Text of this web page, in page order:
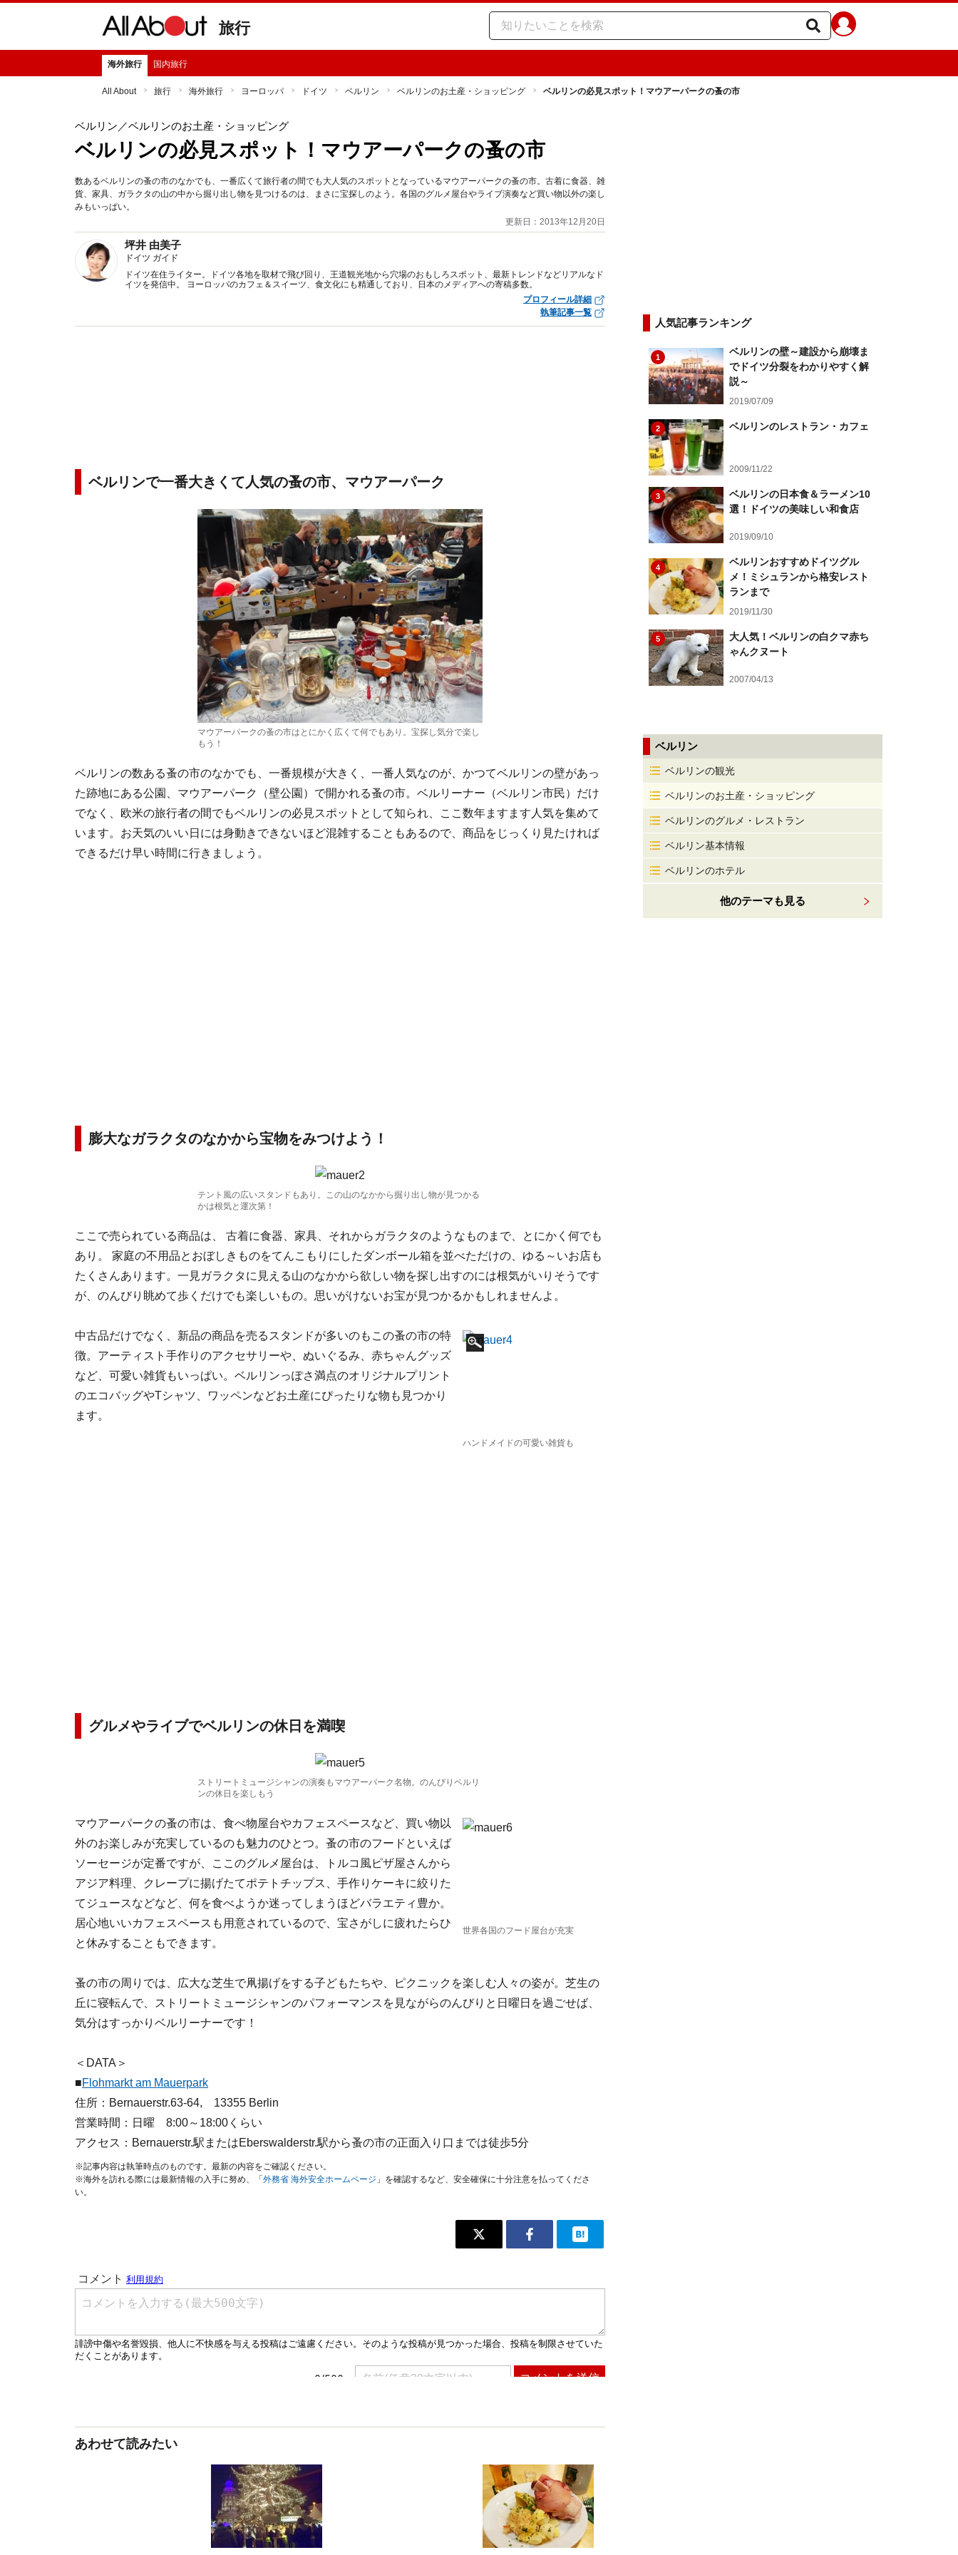
旅行
海外旅行 国内旅行
All About 旅行 海外旅行 ヨーロッパ ドイツ ベルリン ベルリンのお土産・ショッピング ベルリンの必見スポット！マウアーパークの蚤の市
ベルリン ／ベルリンのお土産・ショッピング
ベルリンの必見スポット！マウアーパークの蚤の市
数あるベルリンの蚤の市のなかでも、一番広くて旅行者の間でも大人気のスポットとなっているマウアーパークの蚤の市。古着に食器、雑
貨、家具、ガラクタの山の中から掘り出し物を見つけるのは、まさに宝探しのよう。各国のグルメ屋台やライブ演奏など買い物以外の楽し
みもいっぱい。
更新日：2013年12月20日
坪井 由美子
ドイツ ガイド
ドイツ在住ライター。ドイツ各地を取材で飛び回り、王道観光地から穴場のおもしろスポット、最新トレンドなどリアルなド
イツを発信中。 ヨーロッパのカフェ＆スイーツ、食文化にも精通しており、日本のメディアへの寄稿多数。
プロフィール詳細
執筆記事一覧
ベルリンで一番大きくて人気の蚤の市、マウアーパーク
マウアーパークの蚤の市はとにかく広くて何でもあり。宝探し気分で楽し
もう！
ベルリンの数ある蚤の市のなかでも、一番規模が大きく、一番人気なのが、かつてベルリンの壁があっ
た跡地にある公園、マウアーパーク（壁公園）で開かれる蚤の市。ベルリーナー（ベルリン市民）だけ
でなく、欧米の旅行者の間でもベルリンの必見スポットとして知られ、ここ数年ますます人気を集めて
います。お天気のいい日には身動きできないほど混雑することもあるので、商品をじっくり見たければ
できるだけ早い時間に行きましょう。
膨大なガラクタのなかから宝物をみつけよう！
テント風の広いスタンドもあり。この山のなかから掘り出し物が見つかる
かは根気と運次第！
ここで売られている商品は、 古着に食器、家具、それからガラクタのようなものまで、とにかく何でも
あり。 家庭の不用品とおぼしきものをてんこもりにしたダンボール箱を並べただけの、ゆる～いお店も
たくさんあります。一見ガラクタに見える山のなかから欲しい物を探し出すのには根気がいりそうです
が、のんびり眺めて歩くだけでも楽しいもの。思いがけないお宝が見つかるかもしれませんよ。
ハンドメイドの可愛い雑貨も
中古品だけでなく、新品の商品を売るスタンドが多いのもこの蚤の市の特
徴。アーティスト手作りのアクセサリーや、ぬいぐるみ、赤ちゃんグッズ
など、可愛い雑貨もいっぱい。ベルリンっぽさ満点のオリジナルプリント
のエコバッグやTシャツ、ワッペンなどお土産にぴったりな物も見つかり
ます。
グルメやライブでベルリンの休日を満喫
ストリートミュージシャンの演奏もマウアーパーク名物。のんびりベルリ
ンの休日を楽しもう
世界各国のフード屋台が充実
マウアーパークの蚤の市は、食べ物屋台やカフェスペースなど、買い物以
外のお楽しみが充実しているのも魅力のひとつ。蚤の市のフードといえば
ソーセージが定番ですが、ここのグルメ屋台は、トルコ風ピザ屋さんから
アジア料理、クレープに揚げたてポテトチップス、手作りケーキに絞りた
てジュースなどなど、何を食べようか迷ってしまうほどバラエティ豊か。
居心地いいカフェスペースも用意されているので、宝さがしに疲れたらひ
と休みすることもできます。
蚤の市の周りでは、広大な芝生で凧揚げをする子どもたちや、ピクニックを楽しむ人々の姿が。芝生の
丘に寝転んで、ストリートミュージシャンのパフォーマンスを見ながらのんびりと日曜日を過ごせば、
気分はすっかりベルリーナーです！
＜DATA＞
■Flohmarkt am Mauerpark
住所：Bernauerstr.63-64, 13355 Berlin
営業時間：日曜 8:00～18:00くらい
アクセス：Bernauerstr.駅またはEberswalderstr.駅から蚤の市の正面入り口までは徒歩5分
※記事内容は執筆時点のものです。最新の内容をご確認ください。
※海外を訪れる際には最新情報の入手に努め、「 外務省 海外安全ホームページ 」を確認するなど、安全確保に十分注意を払ってくださ
い。
あわせて読みたい
人気記事ランキング
1
ベルリンの壁～建設から崩壊ま
でドイツ分裂をわかりやすく解
説～
2019/07/09
2 ベルリンのレストラン・カフェ
2009/11/22
3
ベルリンの日本食＆ラーメン10
選！ドイツの美味しい和食店
2019/09/10
4
ベルリンおすすめドイツグル
メ！ミシュランから格安レスト
ランまで
2019/11/30
5
大人気！ベルリンの白クマ赤ち
ゃんクヌート
2007/04/13
ベルリン
ベルリンの観光
ベルリンのお土産・ショッピング
ベルリンのグルメ・レストラン
ベルリン基本情報
ベルリンのホテル
他のテーマも見る